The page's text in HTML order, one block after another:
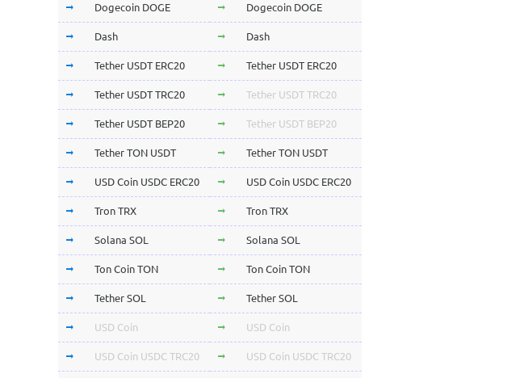
Dogecoin DOGE Dogecoin DOGE
Dash Dash
Tether USDT ERC20 Tether USDT ERC20
Tether USDT TRC20 Tether USDT TRC20
Tether USDT BEP20 Tether USDT BEP20
Tether TON USDT Tether TON USDT
USD Coin USDC ERC20 USD Coin USDC ERC20
Tron TRX Tron TRX
Solana SOL Solana SOL
Ton Coin TON Ton Coin TON
Tether SOL Tether SOL
USD Coin USD Coin
USD Coin USDC TRC20 USD Coin USDC TRC20